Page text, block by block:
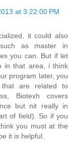
at 3:22:00 PM
it could also
as master in
you can. But if let
in that area, i think
program later, you
that are related to
Biotexh covers
but nit really in
of field). So if you
you must at the
it is helpful.